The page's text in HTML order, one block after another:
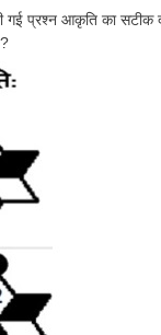
गई प्रश्न आकृति का सटीक